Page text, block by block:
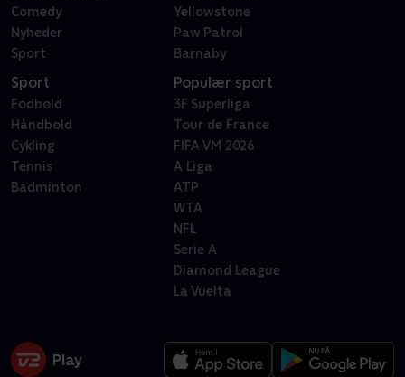
Comedy
Nyheder
Sport
Yellowstone
Paw Patrol
Barnaby
Sport
Fodbold
Håndbold
Cykling
Tennis
Badminton
Populær sport
3F Superliga
Tour de France
FIFA VM 2026
A Liga
ATP
WTA
NFL
Serie A
Diamond League
La Vuelta